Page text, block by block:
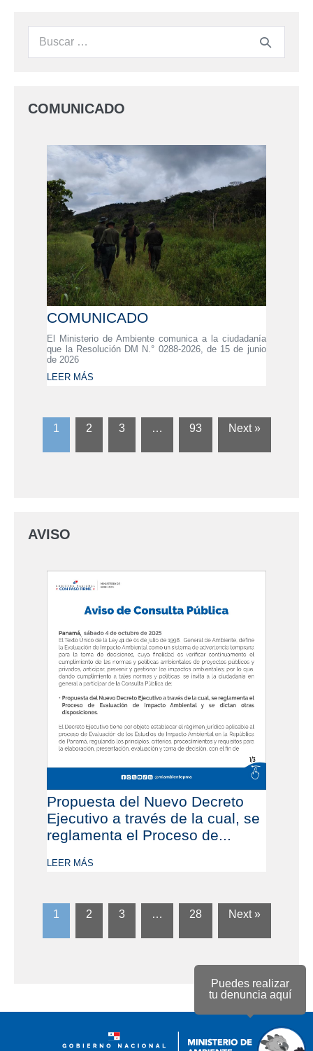
Puedes realizar
tu denuncia aquí
COMUNICADO
COMUNICADO
El Ministerio de Ambiente comunica a la ciudadanía
que la Resolución DM N.° 0288-2026, de 15 de junio
de 2026
LEER MÁS
1 2 3 … 93 Next »
AVISO
Propuesta del Nuevo Decreto
Ejecutivo a través de la cual, se
reglamenta el Proceso de...
LEER MÁS
1 2 3 … 28 Next »